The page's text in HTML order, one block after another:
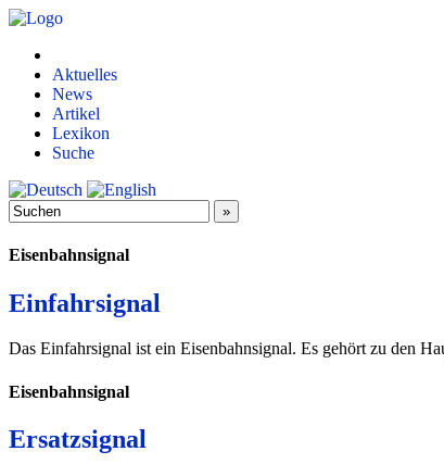
Aktuelles
News
Artikel
Lexikon
Suche
Eisenbahnsignal
Einfahrsignal
Das Einfahrsignal ist ein Eisenbahnsignal. Es gehört zu den
Eisenbahnsignal
Ersatzsignal